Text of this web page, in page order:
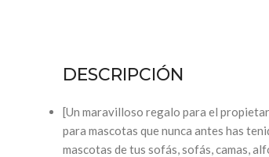
DESCRIPCIÓN
[Un maravilloso regalo para el
para mascotas que nunca antes has
mascotas de tus sofás, sofás, camas,